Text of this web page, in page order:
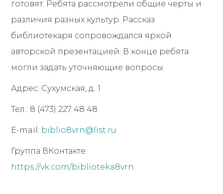
готовят. Ребята рассмотрели общие черты и
различия разных культур. Рассказ
библиотекаря сопровождался яркой
авторской презентацией. В конце ребята
могли задать уточняющие вопросы.
Адрес: Сухумская, д. 1
Тел.: 8 (473) 227 48 48
E-mail: biblio8vrn@list.ru
Группа ВКонтакте:
https://vk.com/biblioteka8vrn